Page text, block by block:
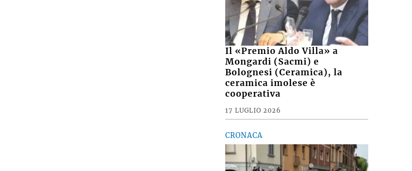
Il «Premio Aldo Villa» a
Mongardi (Sacmi) e
Bolognesi (Ceramica), la
ceramica imolese è
cooperativa
17 LUGLIO 2026
CRONACA